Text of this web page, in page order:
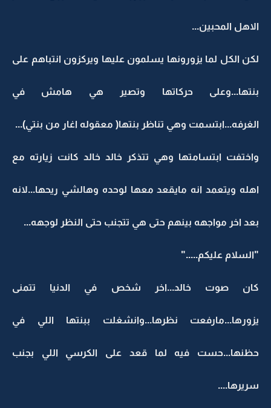
الاهل المحبين...
لكن الكل لما يزورونها يسلمون عليها ويركزون انتباهم على
بنتها...وعلى حركاتها وتصير هي هامش في
الغرفه...ابتسمت وهي تناظر بنتها( معقوله اغار من بنتي)...
واختفت ابتسامتها وهي تتذكر خالد خالد كانت زيارته مع
اهله ويتعمد انه مايقعد معها لوحده وهالشي ريحها...لانه
بعد اخر مواجهه بينهم حتى هي تتجنب حتى النظر لوجهه...
"السلام عليكم....."
كان صوت خالد...اخر شخص في الدنيا تتمنى
يزورها...مارفعت نظرها...وانشغلت ببنتها اللي في
حظنها...حست فيه لما قعد على الكرسي اللي بجنب
سريرها....